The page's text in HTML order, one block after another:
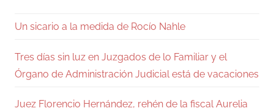
Un sicario a la medida de Rocío Nahle
Tres días sin luz en Juzgados de lo Familiar y el
Órgano de Administración Judicial está de vacaciones
Juez Florencio Hernández, rehén de la fiscal Aurelia